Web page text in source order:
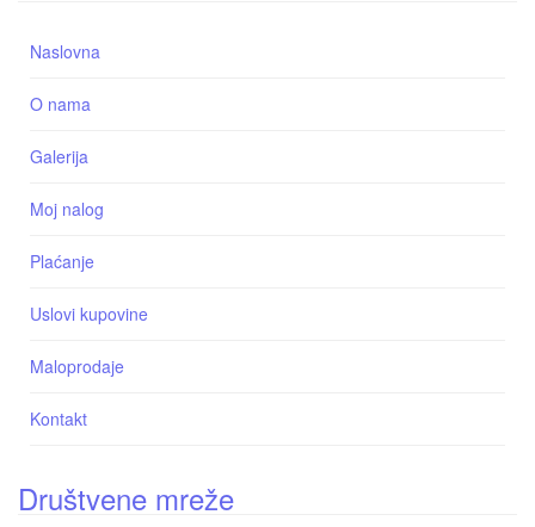
Naslovna
O nama
Galerija
Moj nalog
Plaćanje
Uslovi kupovine
Maloprodaje
Kontakt
Društvene mreže